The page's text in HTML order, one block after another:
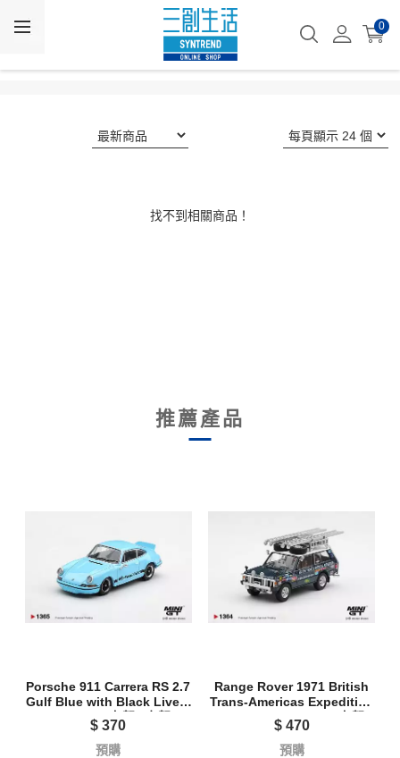
0
找不到相關商品！
推薦產品
Porsche 911 Carrera RS 2.7
Gulf Blue with Black Livery
1365 L/R - 左駕 / 右駕
$370
預購
Range Rover 1971 British
Trans-Americas Expedition
(VXC-765K) 1364L - 左駕
$ 470
預購